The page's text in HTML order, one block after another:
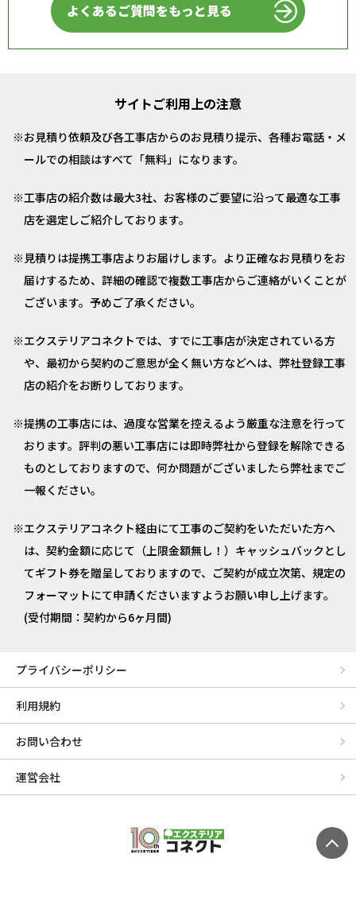
よくあるご質問をもっと見る
サイトご利用上の注意
お見積り依頼及び各工事店からのお見積り提示、各種お電話・メ
ールでの相談はすべて「無料」になります。
工事店の紹介数は最大3社、お客様のご要望に沿って最適な工事
店を選定しご紹介しております。
見積りは提携工事店よりお届けします。より正確なお見積りをお
届けするため、詳細の確認で複数工事店からご連絡がいくことが
ございます。予めご了承ください。
エクステリアコネクトでは、すでに工事店が決定されている方
や、最初から契約のご意思が全く無い方などへは、弊社登録工事
店の紹介をお断りしております。
提携の工事店には、過度な営業を控えるよう厳重な注意を行って
おります。評判の悪い工事店には即時弊社から登録を解除できる
ものとしておりますので、何か問題がございましたら弊社までご
一報ください。
エクステリアコネクト経由にて工事のご契約をいただいた方へ
は、契約金額に応じて（上限金額無し！）キャッシュバックとし
てギフト券を贈呈しておりますので、ご契約が成立次第、規定の
フォーマットにて申請くださいますようお願い申し上げます。
(受付期間：契約から6ヶ月間)
プライバシーポリシー
利用規約
お問い合わせ
運営会社